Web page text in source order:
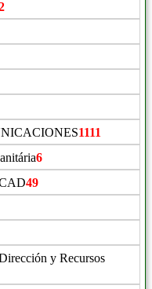
1111
6
49
y Recursos